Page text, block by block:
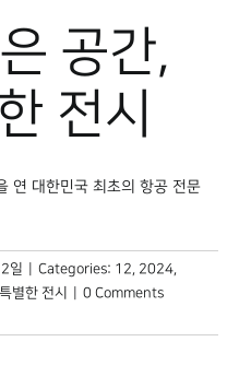
공간,
전시
연 대한민국 최초의 항공 전문
일 Categories: 12 2024
특별한 전시
0 Comments